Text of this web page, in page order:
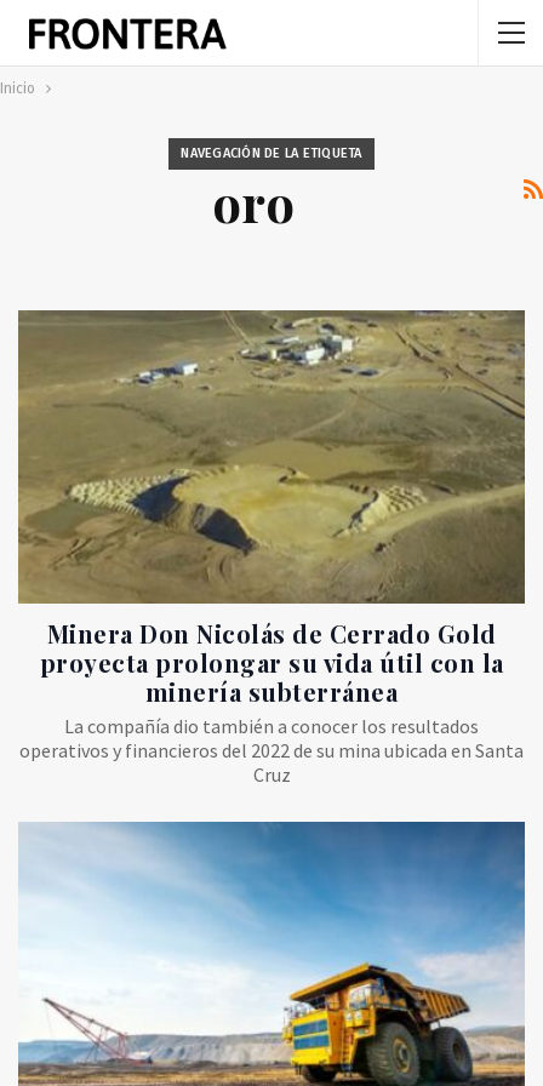
Inicio
NAVEGACIÓN DE LA ETIQUETA
oro
Minera Don Nicolás de Cerrado Gold
proyecta prolongar su vida útil con la
minería subterránea
La compañía dio también a conocer los resultados
operativos y financieros del 2022 de su mina ubicada en Santa
Cruz